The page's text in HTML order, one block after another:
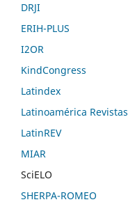
DRJI
ERIH-PLUS
I2OR
KindCongress
Latindex
Latinoamérica Revistas
LatinREV
MIAR
SciELO
SHERPA-ROMEO